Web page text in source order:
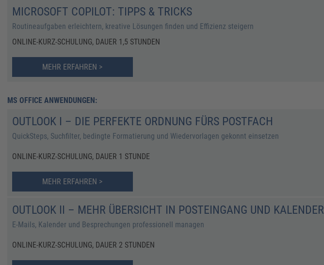
MICROSOFT COPILOT: TIPPS & TRICKS
Routineaufgaben erleichtern, kreative Lösungen finden und Effizienz steigern
ONLINE-KURZ-SCHULUNG, DAUER 1,5 STUNDEN
MEHR ERFAHREN >
MS OFFICE ANWENDUNGEN:
OUTLOOK I – DIE PERFEKTE ORDNUNG FÜRS POSTFACH
QuickSteps, Suchfilter, bedingte Formatierung und Wiedervorlagen gekonnt einsetzen
ONLINE-KURZ-SCHULUNG, DAUER 1 STUNDE
MEHR ERFAHREN >
OUTLOOK II – MEHR ÜBERSICHT IN POSTEINGANG UND KALENDER
E-Mails, Kalender und Besprechungen professionell managen
ONLINE-KURZ-SCHULUNG, DAUER 2 STUNDEN